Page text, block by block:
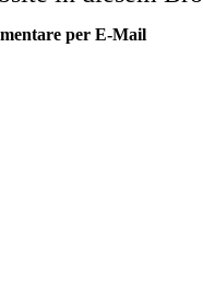
per E-Mail